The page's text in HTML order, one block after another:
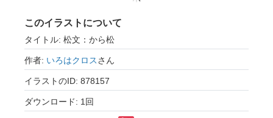
このイラストについて
タイトル: 松文：から松
作者: いろはクロスさん
イラストのID: 878157
ダウンロード: 1回